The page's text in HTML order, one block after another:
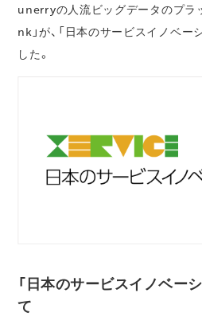
unerryの人流ビッグデータのプラ
nk」が、「日本のサービスイノベー
した。
「日本のサービスイノベー
て